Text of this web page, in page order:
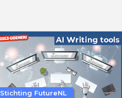
Stichting FutureNL